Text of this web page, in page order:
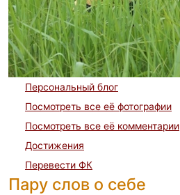
Персональный блог
Посмотреть все её фотографии
Посмотреть все её комментарии
Достижения
Перевести ФК
Пару слов о себе